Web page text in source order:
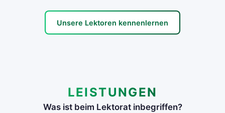
Unsere Lektoren kennenlernen
LEISTUNGEN
Was ist beim Lektorat inbegriffen?